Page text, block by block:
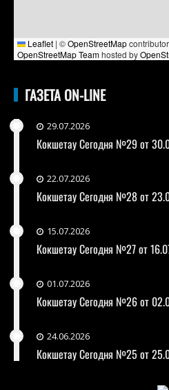
Leaflet | ©OpenStreetMap
OpenStreetMap Teamhosted by
ГАЗЕТА ON-LINE
29.07.2026
Кокшетау Сегодня №29 от
22.07.2026
Кокшетау Сегодня №28 от
15.07.2026
Кокшетау Сегодня №27 от
01.07.2026
Кокшетау Сегодня №26 от
24.06.2026
Кокшетау Сегодня №25 от